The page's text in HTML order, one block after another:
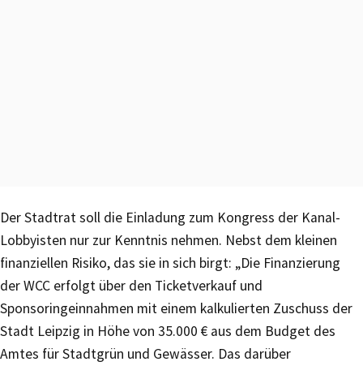
Der Stadtrat soll die Einladung zum Kongress der Kanal-
Lobbyisten nur zur Kenntnis nehmen. Nebst dem kleinen
finanziellen Risiko, das sie in sich birgt: „Die Finanzierung
der WCC erfolgt über den Ticketverkauf und
Sponsoringeinnahmen mit einem kalkulierten Zuschuss der
Stadt Leipzig in Höhe von 35.000 € aus dem Budget des
Amtes für Stadtgrün und Gewässer. Das darüber